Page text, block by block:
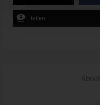
teilen